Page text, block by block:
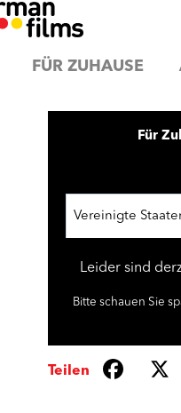
FÜR ZUHAUSE
Für
Vereinigte
Leider sind
Bitte schauen Sie
Teilen